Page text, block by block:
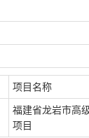
项目名称
福建省龙岩市高
项目